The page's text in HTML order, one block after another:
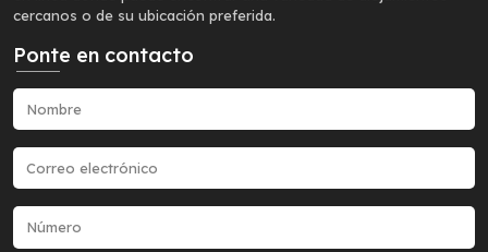
cercanos o de su ubicación preferida.
Ponte en contacto